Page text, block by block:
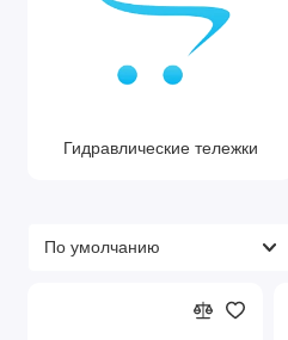
Гидравлические тележки